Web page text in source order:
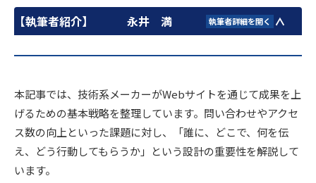
【執筆者紹介】 永井 満 執筆者詳細を開く
本記事では、技術系メーカーがWebサイトを通じて成果を上
げるための基本戦略を整理しています。問い合わせやアクセ
ス数の向上といった課題に対し、「誰に、どこで、何を伝
え、どう行動してもらうか」という設計の重要性を解説して
います。